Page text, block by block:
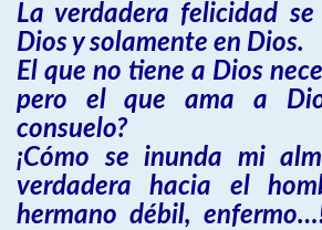
La verdadera felicidad
Dios y solamente en Dios.
El que no tiene a Dios
pero el que ama a
consuelo?
¡Cómo se inunda mi
verdadera hacia el
hermano débil,